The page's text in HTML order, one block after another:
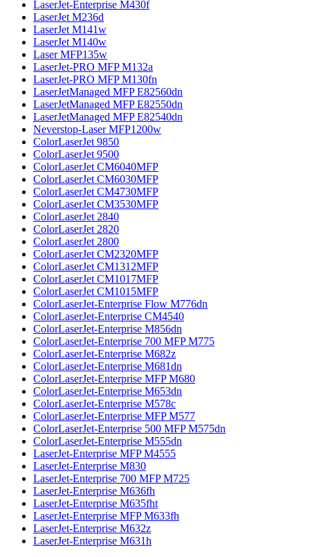
LaserJet-Enterprise M430f
LaserJet M236d
LaserJet M141w
LaserJet M140w
Laser MFP135w
LaserJet-PRO MFP M132a
LaserJet-PRO MFP M130fn
LaserJetManaged MFP E82560dn
LaserJetManaged MFP E82550dn
LaserJetManaged MFP E82540dn
Neverstop-Laser MFP1200w
ColorLaserJet 9850
ColorLaserJet 9500
ColorLaserJet CM6040MFP
ColorLaserJet CM6030MFP
ColorLaserJet CM4730MFP
ColorLaserJet CM3530MFP
ColorLaserJet 2840
ColorLaserJet 2820
ColorLaserJet 2800
ColorLaserJet CM2320MFP
ColorLaserJet CM1312MFP
ColorLaserJet CM1017MFP
ColorLaserJet CM1015MFP
ColorLaserJet-Enterprise Flow M776dn
ColorLaserJet-Enterprise CM4540
ColorLaserJet-Enterprise M856dn
ColorLaserJet-Enterprise 700 MFP M775
ColorLaserJet-Enterprise M682z
ColorLaserJet-Enterprise M681dn
ColorLaserJet-Enterprise MFP M680
ColorLaserJet-Enterprise M653dn
ColorLaserJet-Enterprise M578с
ColorLaserJet-Enterprise MFP M577
ColorLaserJet-Enterprise 500 MFP M575dn
ColorLaserJet-Enterprise M555dn
LaserJet-Enterprise MFP M4555
LaserJet-Enterprise M830
LaserJet-Enterprise 700 MFP M725
LaserJet-Enterprise M636fh
LaserJet-Enterprise M635fht
LaserJet-Enterprise MFP M633fh
LaserJet-Enterprise M632z
LaserJet-Enterprise M631h